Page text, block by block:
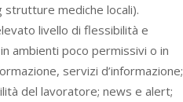
strutture mediche locali).
livello di flessibilità e
ambienti poco permissivi o in
servizi d’informazione;
del lavoratore; news e alert;